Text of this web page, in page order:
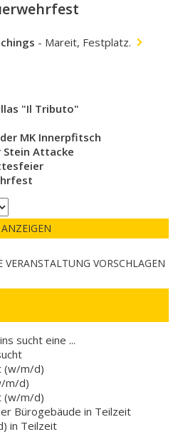
- Mareit, Festplatz.
"Il Tributo"
MK Innerpfitsch
Stein Attacke
ANZEIGEN
VERANSTALTUNG VORSCHLAGEN
sucht eine ...
(w/m/d)
m/d)
(w/m/d)
Bürogebäude in Teilzeit
in Teilzeit